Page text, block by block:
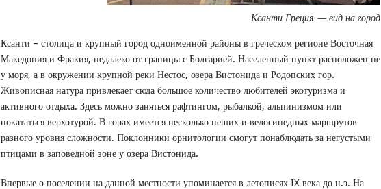
Ксанти Греция — вид на город
Ксанти – столица и крупный город одноименной районы в греческом регионе Восточная
Македония и Фракия, недалеко от границы с Болгарией. Населенный пункт расположен не
у моря, а в окружении крупной реки Нестос, озера Вистонида и Родопских гор.
Живописная натура привлекает сюда большое количество любителей экотуризма и
активного отдыха. Здесь можно заняться рафтингом, рыбалкой, альпинизмом или
покататься верхотурой. В горах имеется несколько пеших и велосипедных маршрутов
разного уровня сложности. Поклонники орнитологии смогут понаблюдать за негустыми
птицами в заповедной зоне у озера Вистонида.
Впервые о поселении на данной местности упоминается в летописях IX века до н.э. На